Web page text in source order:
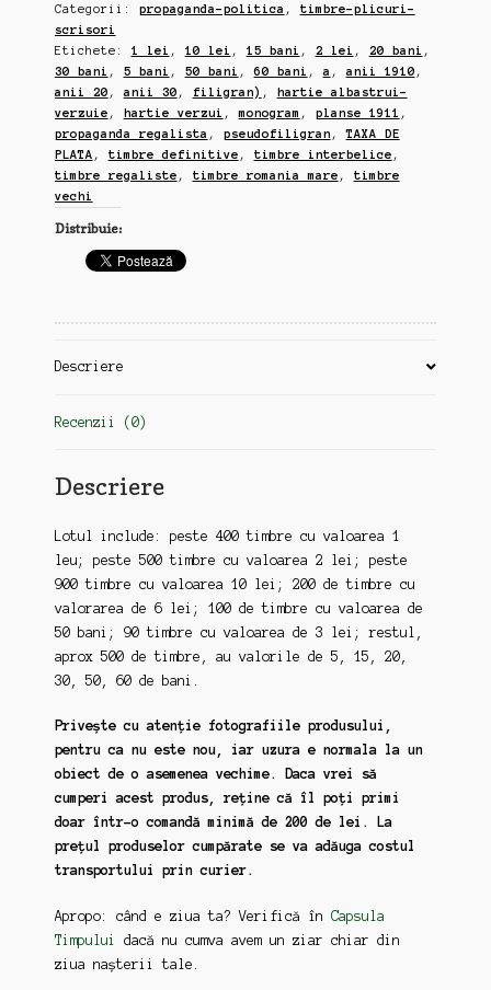
DE
PLATA,
perioada
1910-
valori
de
1,
2,
10
(zz69)
Categorii: propaganda-politica , timbre-plicuri-
scrisori
Etichete: 1 lei , 10 lei , 15 bani , 2 lei , 20 bani ,
30 bani , 5 bani , 50 bani ,60 bani ,a ,anii 1910 ,
anii 20 ,anii 30 , filigran) , hartie albastrui-
verzuie , hartie verzui ,monogram , planse 1911 ,
propaganda regalista , pseudofiligran ,TAXA DE
PLATA , timbre definitive , timbre interbelice ,
timbre regaliste , timbre romania mare , timbre
vechi
Distribuie:
Descriere
Recenzii (0)
Descriere
Lotul include: peste 400 timbre cu valoarea 1
leu; peste 500 timbre cu valoarea 2 lei; peste
900 timbre cu valoarea 10 lei; 200 de timbre cu
valorarea de 6 lei; 100 de timbre cu valoarea de
50 bani; 90 timbre cu valoarea de 3 lei; restul,
aprox 500 de timbre, au valorile de 5, 15, 20,
30, 50, 60 de bani.
Privește cu atenție fotografiile produsului,
pentru ca nu este nou, iar uzura e normala la un
obiect de o asemenea vechime. Daca vrei să
cumperi acest produs, reține că îl poți primi
doar într-o comandă minimă de 200 de lei. La
prețul produselor cumpărate se va adăuga costul
transportului prin curier.
Apropo: când e ziua ta? Verifică în Capsula
Timpului
dacă nu cumva avem un ziar chiar din
ziua nașterii tale.